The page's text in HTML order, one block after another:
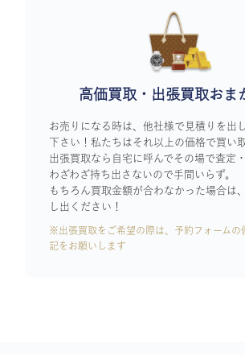
高価買取・出張買取おま
お売りになる時は、他社様で見積りを出
下さい！私たちはそれ以上の価格で買い
出張買取なら自宅に呼んでその場で査定
わざわざ持ち出さないので手間いらず。
もちろん買取金額が合わなかった場合は
し出ください！
※出張買取をご希望の際は、予約フォームの
記をお願いします